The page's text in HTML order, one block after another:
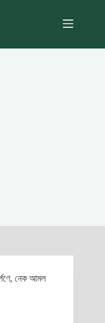
, নেক আমল